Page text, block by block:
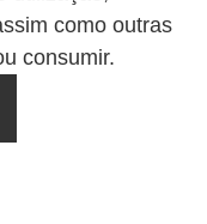
como outras
consumir.